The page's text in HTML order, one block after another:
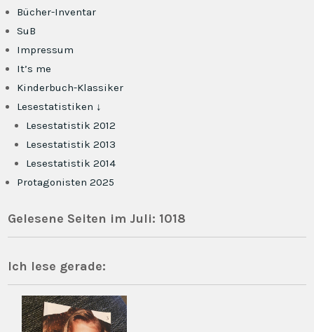
Bücher-Inventar
SuB
Impressum
It’s me
Kinderbuch-Klassiker
Lesestatistiken ↓
Lesestatistik 2012
Lesestatistik 2013
Lesestatistik 2014
Protagonisten 2025
Gelesene Seiten im Juli: 1018
Ich lese gerade: